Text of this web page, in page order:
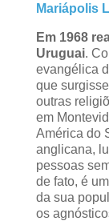
Mariápolis
Em 1968
Uruguai.
evangélica
que
outras
em
América do
anglicana,
pessoas
de fato, é
da sua
os